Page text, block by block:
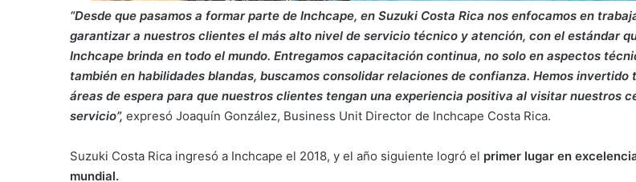
“Desde que pasamos a formar parte de Inchcape, en Suzuki Costa Rica nos enfocamos en
garantizar a nuestros clientes el más alto nivel de servicio técnico y atención, con el estándar
Inchcape brinda en todo el mundo. Entregamos capacitación continua, no solo en aspectos
también en habilidades blandas, buscamos consolidar relaciones de confianza. Hemos invertido
áreas de espera para que nuestros clientes tengan una experiencia positiva al visitar nuestros
servicio”, expresó Joaquín González, Business Unit Director de Inchcape Costa Rica.
Suzuki Costa Rica ingresó a Inchcape el 2018, y el año siguiente logró el primer lugar en
mundial.